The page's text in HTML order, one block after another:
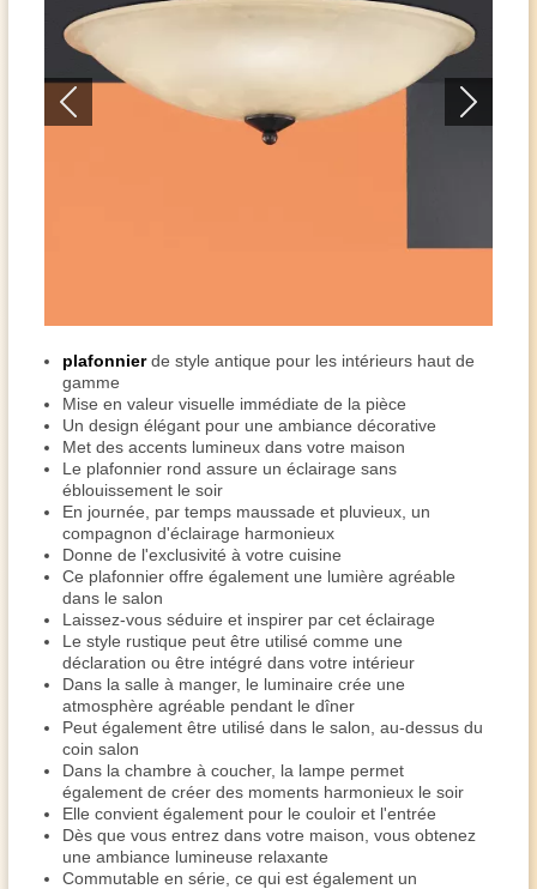
plafonnierde style antique pour les intérieurs haut de
gamme
Mise en valeur visuelle immédiate de la pièce
Un design élégant pour une ambiance décorative
Met des accents lumineux dans votre maison
Le plafonnier rond assure un éclairage sans
éblouissement le soir
En journée, par temps maussade et pluvieux, un
compagnon d'éclairage harmonieux
Donne de l'exclusivité à votre cuisine
Ce plafonnier offre également une lumière agréable
dans le salon
Laissez-vous séduire et inspirer par cet éclairage
Le style rustique peut être utilisé comme une
déclaration ou être intégré dans votre intérieur
Dans la salle à manger, le luminaire crée une
atmosphère agréable pendant le dîner
Peut également être utilisé dans le salon, au-dessus du
coin salon
Dans la chambre à coucher, la lampe permet
également de créer des moments harmonieux le soir
Elle convient également pour le couloir et l'entrée
Dès que vous entrez dans votre maison, vous obtenez
une ambiance lumineuse relaxante
Commutable en série, ce qui est également un